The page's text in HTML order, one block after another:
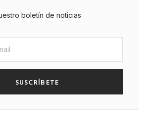
boletín de noticias
SUSCRÍBETE